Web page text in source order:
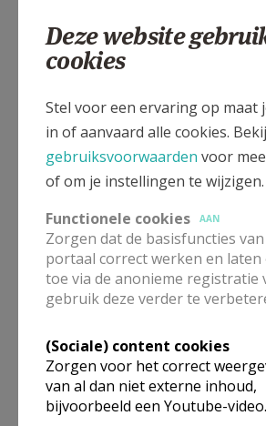
Woorden zijn
dag 2
Stiltevrees -
Deze website
cookies
Stel voor een ervaring op maat
in of aanvaard alle cookies.
gebruiksvoorwaarden voor
of om je instellingen te wijzigen.
Functionele cookies
AAN
Zorgen dat de basisfuncties
portaal correct werken en laten
toe via de anonieme registratie
gebruik deze verder te
(Sociale) content cookies
Zorgen voor het correct
van al dan niet externe inhoud,
bijvoorbeeld een Youtube-video.